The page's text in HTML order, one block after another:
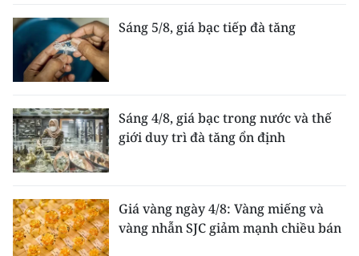
Sáng 5/8, giá bạc tiếp đà tăng
Sáng 4/8, giá bạc trong nước và thế
giới duy trì đà tăng ổn định
Giá vàng ngày 4/8: Vàng miếng và
vàng nhẫn SJC giảm mạnh chiều bán